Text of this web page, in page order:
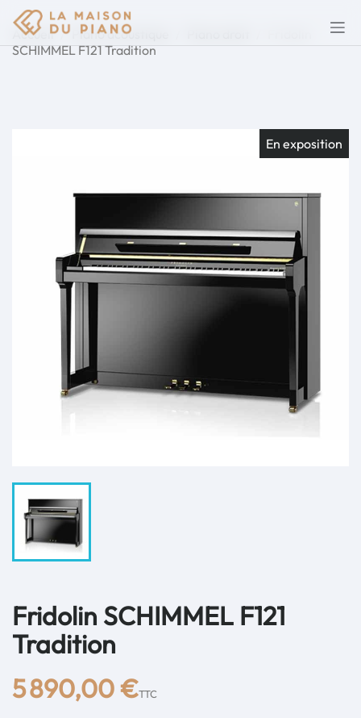
Accueil Piano acoustique
SCHIMMEL F121 Tradition
En exposition
Fridolin SCHIMMEL F121
Tradition
5 890,00 €TTC